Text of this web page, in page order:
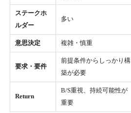
ステークホ
ルダー
多い
意思決定 複雑・慎重
要求・要件
前提条件からしっかり構
築が必要
Return
B/S重視、持続可能性が
重要